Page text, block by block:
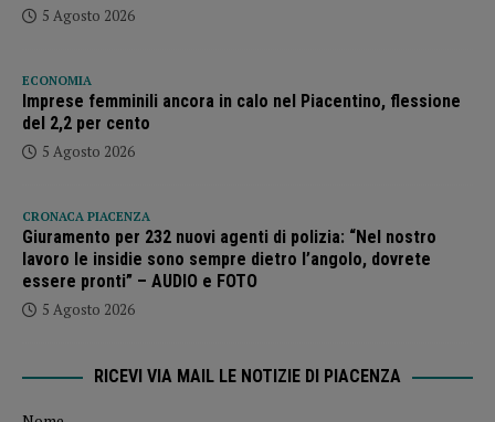
5 Agosto 2026
ECONOMIA
Imprese femminili ancora in calo nel Piacentino, flessione
del 2,2 per cento
5 Agosto 2026
CRONACA PIACENZA
Giuramento per 232 nuovi agenti di polizia: “Nel nostro
lavoro le insidie sono sempre dietro l’angolo, dovrete
essere pronti” – AUDIO e FOTO
5 Agosto 2026
RICEVI VIA MAIL LE NOTIZIE DI PIACENZA